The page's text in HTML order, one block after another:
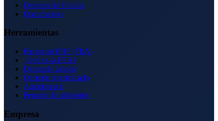
Derecho de Familia
Documentos
Herramientas
Firmar mi PDF (FEA)
¿Qué es la FEA?
Demanda laboral
Despido injustificado
Autodespido
Pensión de alimentos
Empresa